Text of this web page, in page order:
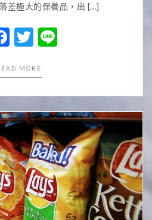
差極大的保養品，出 […]
Facebook
Twitter
Line
MORE